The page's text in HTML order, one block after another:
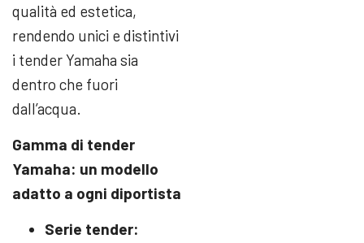
qualità ed estetica,
rendendo unici e distintivi
i tender Yamaha sia
dentro che fuori
dall’acqua.
Gamma di tender
Yamaha: un modello
adatto a ogni diportista
Serie tender: